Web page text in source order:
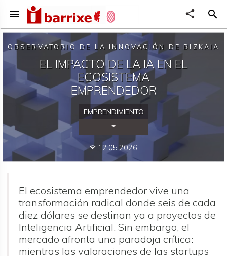
menu share search
OBSERVATORIO DE LA INNOVACIÓN DE BIZKAIA
EL IMPACTO DE LA IA EN EL
ECOSISTEMA
EMPRENDEDOR
EMPRENDIMIENTO
Desplegar Categorías
wifi 12.05.2026
El ecosistema emprendedor vive una
transformación radical donde seis de cada
diez dólares se destinan ya a proyectos de
Inteligencia Artificial. Sin embargo, el
mercado afronta una paradoja crítica:
mientras las valoraciones de las startups